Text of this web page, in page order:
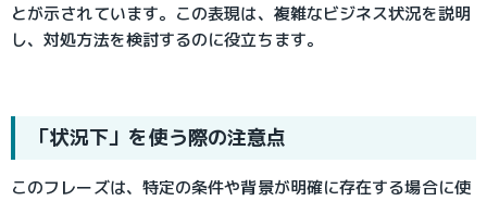
とが示されています。この表現は、複雑なビジネス状況を説明
し、対処方法を検討するのに役立ちます。
「状況下」を使う際の注意点
このフレーズは、特定の条件や背景が明確に存在する場合に使